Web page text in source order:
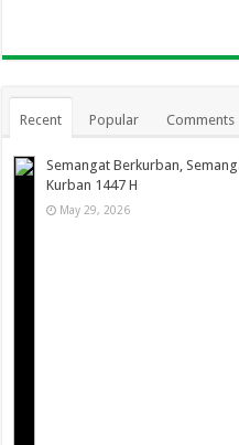
Recent Popular Comments
Semangat Berkurban,
Kurban 1447 H
May 29, 2026